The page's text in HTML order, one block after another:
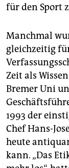
für den Sport
Manchmal
gleichzeitig
Zeit als
Bremer Uni
1993 der
Chef Hans-
heute
kann. „Das